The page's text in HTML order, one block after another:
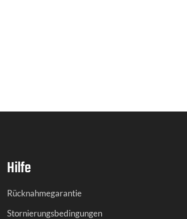
Hilfe
Rücknahmegarantie
Stornierungsbedingungen